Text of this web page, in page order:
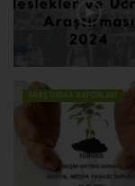
ARAŞTIRMA RAPORLARI